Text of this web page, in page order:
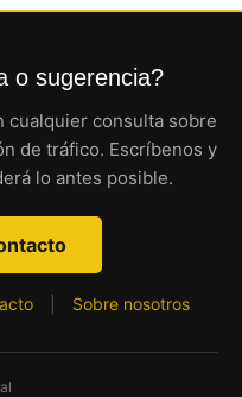
o sugerencia?
cualquier consulta sobre
de tráfico. Escríbenos y
lo antes posible.
Sobre nosotros